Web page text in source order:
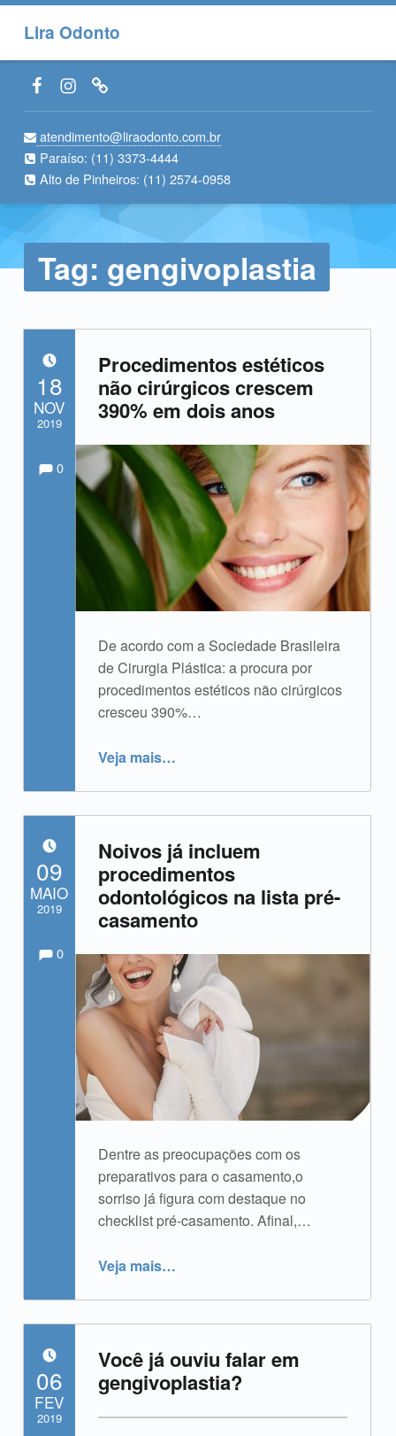
Lira Odonto
Facebook LiraOdonto
Instagram LiraOdonto
Site LiraOdonto
atendimento@liraodonto.com.br
Paraíso: (11) 3373-4444
Alto de Pinheiros: (11) 2574-0958
Tag: gengivoplastia
Procedimentos estéticos
não cirúrgicos crescem
390% em dois anos
De acordo com a Sociedade Brasileira
de Cirurgia Plástica: a procura por
procedimentos estéticos não cirúrgicos
cresceu 390%…
Veja mais“Procedimentos estéticos não cirúrgicos crescem 390% em dois anos”
…
POSTADO EM:
18
NOV
2019
Escrito por:Comentários:
Comments:
0
Noivos já incluem
procedimentos
odontológicos na lista pré-
casamento
Dentre as preocupações com os
preparativos para o casamento,o
sorriso já figura com destaque no
checklist pré-casamento. Afinal,…
Veja mais“Noivos já incluem procedimentos odontológicos na lista pré-casamento”
…
POSTADO EM:
09
MAIO
2019
Escrito por: 0
Você já ouviu falar em
gengivoplastia?
POSTADO EM:
06
FEV
2019